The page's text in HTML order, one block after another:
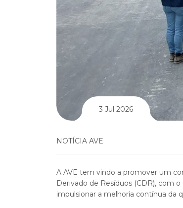
3 Jul 2026
NOTÍCIA AVE
A AVE tem vindo a promover um
Derivado de Resíduos (CDR), com
impulsionar a melhoria contínua da